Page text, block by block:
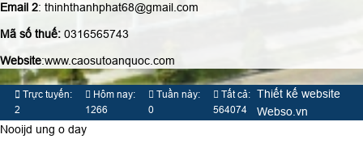
Email 2: thinhthanhphat68@gmail.com
Mã số thuế: 0316565743
Website:www.caosutoanquoc.com
Trực tuyến:
2
Hôm nay:
1266
Tuần này:
0
Tất cả:
564074
Thiết kế website
Webso.vn
Nooijd ung o day